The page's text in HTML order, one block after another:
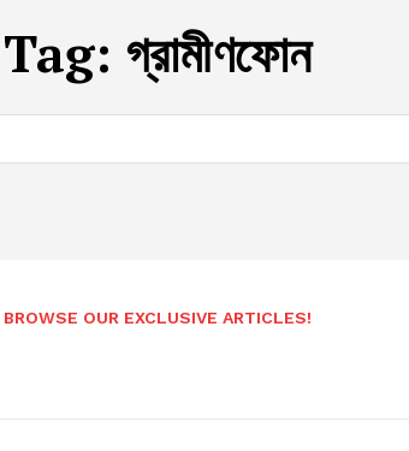
Tag: গ্রামীণফোন
BROWSE OUR EXCLUSIVE ARTICLES!